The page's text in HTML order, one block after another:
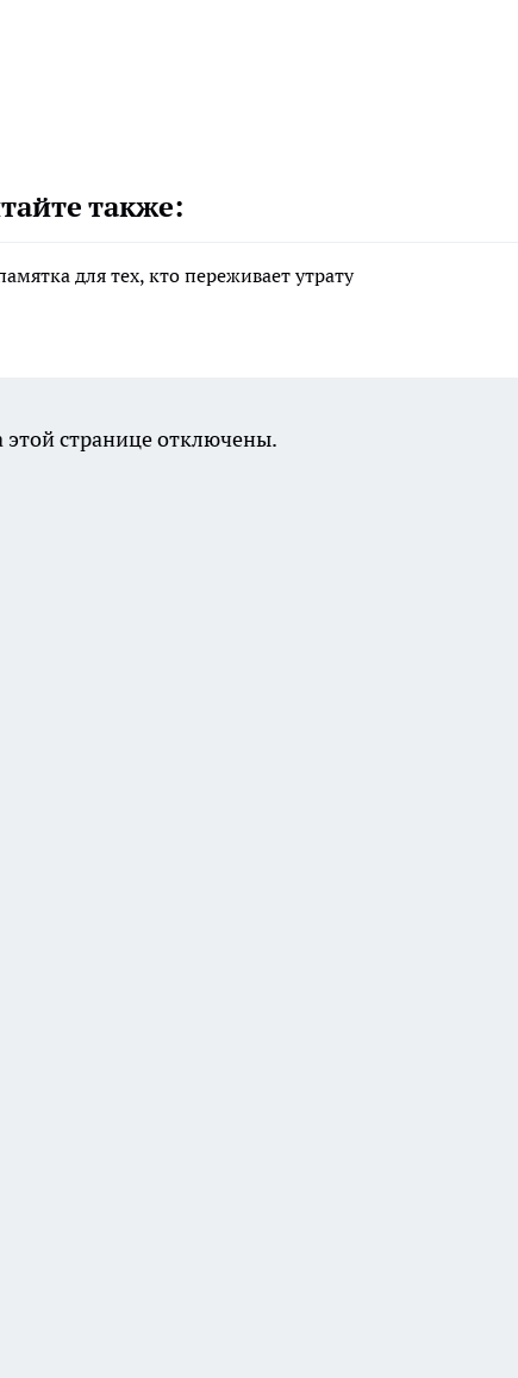
также:
для тех, кто переживает утрату
странице отключены.